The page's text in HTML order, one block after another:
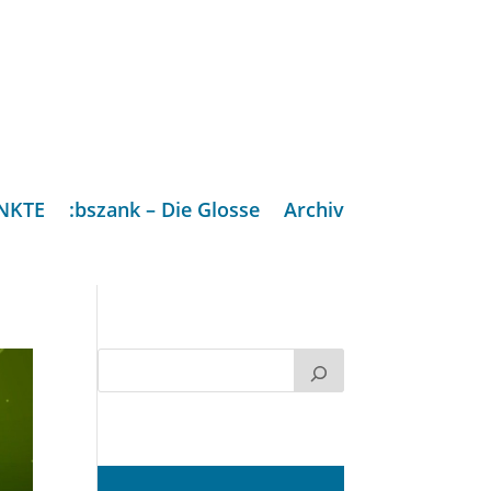
:bszank – Die Glosse Archiv